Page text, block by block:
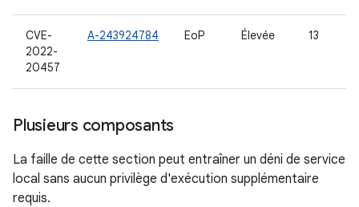
CVE-
2022-
20457
A-243924784 EoP Élevée 13
Plusieurs composants
La faille de cette section peut entraîner un déni de service
local sans aucun privilège d'exécution supplémentaire
requis.